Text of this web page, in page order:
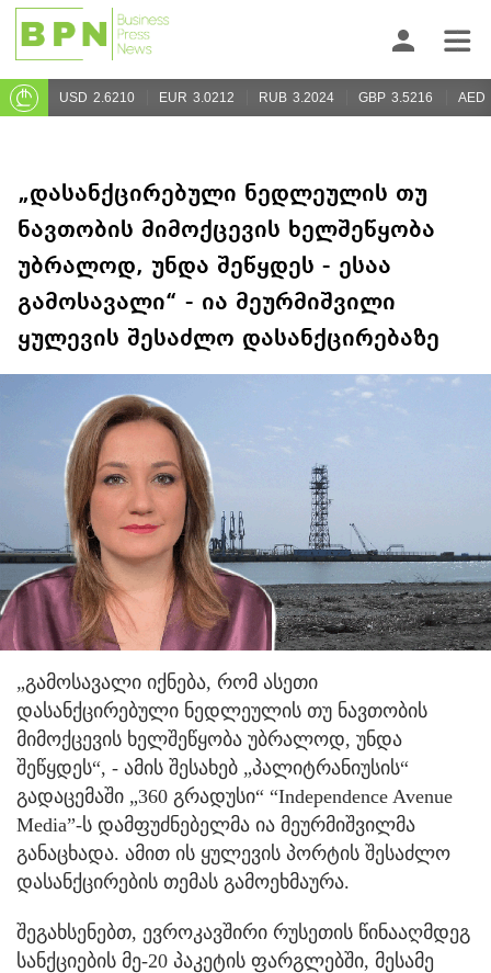
USD 2.6210 EUR 3.0212 RUB 3.2024 GBP 3.5216 AED
„დასანქცირებული ნედლეულის თუ
ნავთობის მიმოქცევის ხელშეწყობა
უბრალოდ, უნდა შეწყდეს - ესაა
გამოსავალი“ - ია მეურმიშვილი
ყულევის შესაძლო დასანქცირებაზე
„გამოსავალი იქნება, რომ ასეთი
დასანქცირებული ნედლეულის თუ ნავთობის
მიმოქცევის ხელშეწყობა უბრალოდ, უნდა
შეწყდეს“, - ამის შესახებ „პალიტრანიუსის“
გადაცემაში „360 გრადუსი“ “Independence Avenue
Media”-ს დამფუძნებელმა ია მეურმიშვილმა
განაცხადა. ამით ის ყულევის პორტის შესაძლო
დასანქცირების თემას გამოეხმაურა.
შეგახსენებთ, ევროკავშირი რუსეთის წინააღმდეგ
სანქციების მე-20 პაკეტის ფარგლებში, მესამე